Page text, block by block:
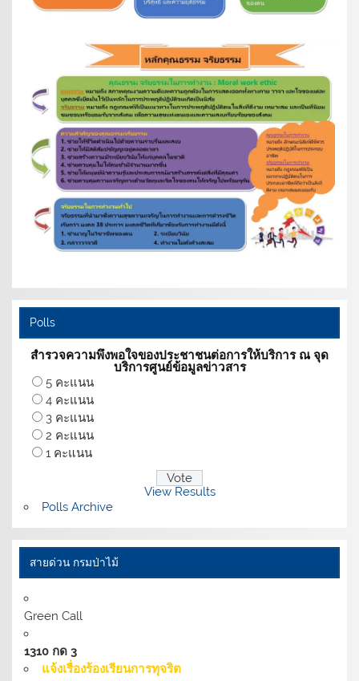
Polls
สำรวจความพึงพอใจของประชาชนต่อการให้บริการ ณ จุด
บริการศูนย์ข้อมูลข่าวสาร
5 คะแนน
4 คะแนน
3 คะแนน
2 คะแนน
1 คะแนน
View Results
Polls Archive
สายด่วน กรมป่าไม้
Green Call
1310 กด 3
แจ้งเรื่องร้องเรียนการทุจริต